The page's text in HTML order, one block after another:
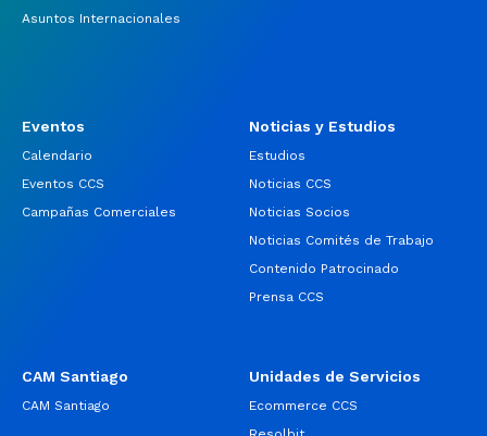
Asuntos Internacionales
Eventos
Calendario
Eventos CCS
Campañas Comerciales
Noticias y Estudios
Estudios
Noticias CCS
Noticias Socios
Noticias Comités de Trabajo
Contenido Patrocinado
Prensa CCS
CAM Santiago
CAM Santiago
Unidades de Servicios
Ecommerce CCS